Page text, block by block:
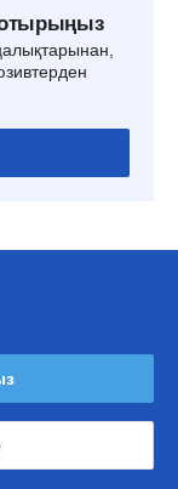
отырыңыз